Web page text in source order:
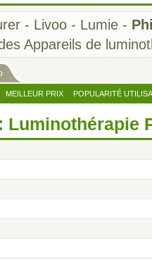
- Livoo - Lumie -
Appareils de
MEILLEUR PRIX POPULARITÉ
Luminothérapie